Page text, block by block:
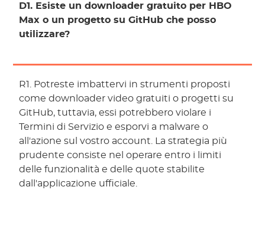
D1. Esiste un downloader gratuito per HBO
Max o un progetto su GitHub che posso
utilizzare?
R1. Potreste imbattervi in strumenti proposti
come downloader video gratuiti o progetti su
GitHub, tuttavia, essi potrebbero violare i
Termini di Servizio e esporvi a malware o
all'azione sul vostro account. La strategia più
prudente consiste nel operare entro i limiti
delle funzionalità e delle quote stabilite
dall'applicazione ufficiale.